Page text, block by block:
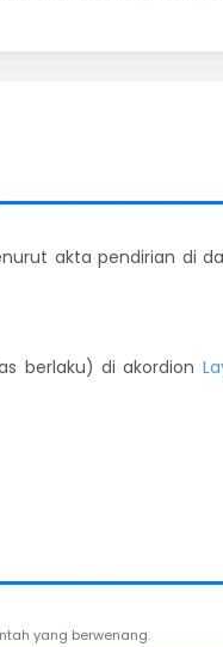
akta pendirian di
berlaku) di akordion
yang berwenang.